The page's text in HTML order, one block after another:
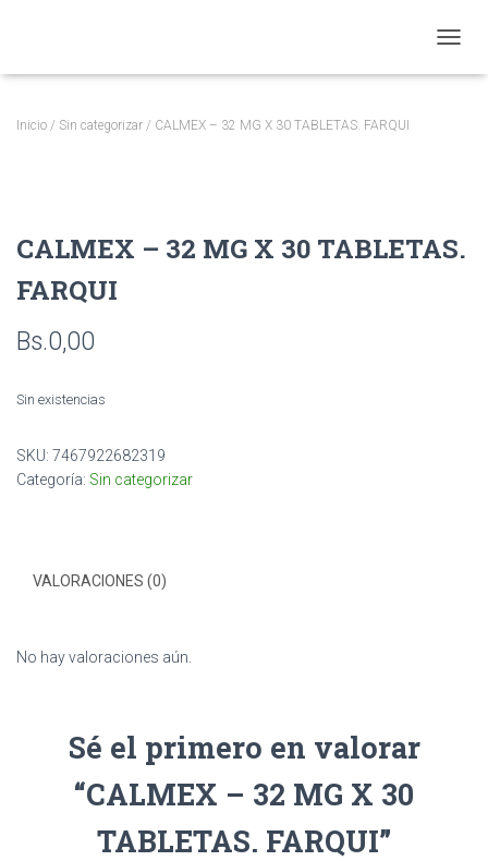
Inicio / Sin categorizar / CALMEX – 32 MG X 30 TABLETAS. FARQUI
CALMEX – 32 MG X 30 TABLETAS.
FARQUI
Bs.0,00
Sin existencias
SKU: 7467922682319
Categoría: Sin categorizar
VALORACIONES (0)
No hay valoraciones aún.
Sé el primero en valorar
“CALMEX – 32 MG X 30
TABLETAS. FARQUI”